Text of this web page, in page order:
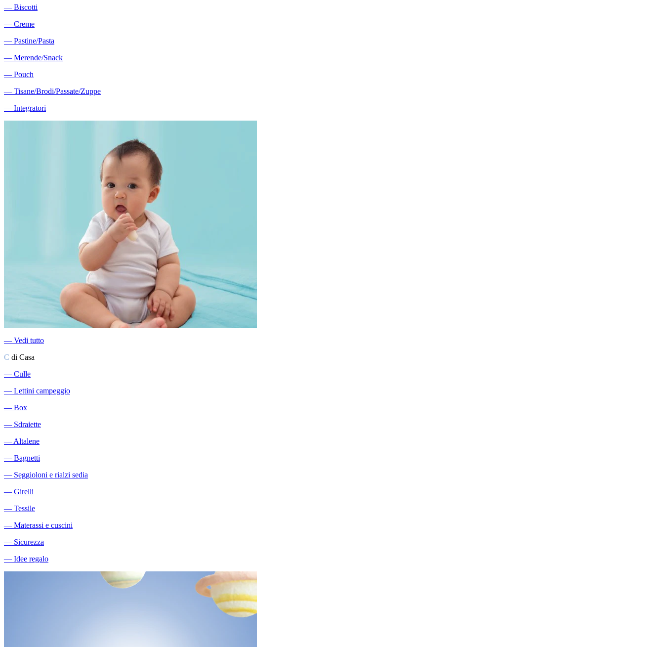
― Biscotti
― Creme
― Pastine/Pasta
― Merende/Snack
― Pouch
― Tisane/Brodi/Passate/Zuppe
― Integratori
― Vedi tutto
C di Casa
― Culle
― Lettini campeggio
― Box
― Sdraiette
― Altalene
― Bagnetti
― Seggioloni e rialzi sedia
― Girelli
― Tessile
― Materassi e cuscini
― Sicurezza
― Idee regalo